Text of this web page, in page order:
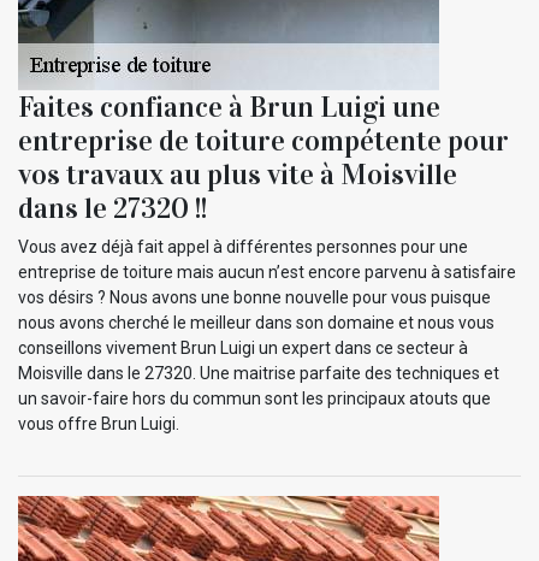
Faites confiance à Brun Luigi une
entreprise de toiture compétente pour
vos travaux au plus vite à Moisville
dans le 27320 !!
Vous avez déjà fait appel à différentes personnes pour une
entreprise de toiture mais aucun n’est encore parvenu à satisfaire
vos désirs ? Nous avons une bonne nouvelle pour vous puisque
nous avons cherché le meilleur dans son domaine et nous vous
conseillons vivement Brun Luigi un expert dans ce secteur à
Moisville dans le 27320. Une maitrise parfaite des techniques et
un savoir-faire hors du commun sont les principaux atouts que
vous offre Brun Luigi.